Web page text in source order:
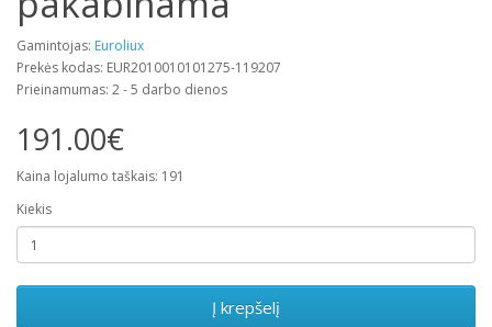
Gamintojas: Euroliux
Prekės kodas: EUR2010010101275-119207
Prieinamumas: 2 - 5 darbo dienos
191.00€
Kaina lojalumo taškais: 191
Kiekis
Į krepšelį